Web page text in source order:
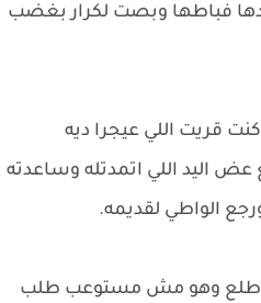
فباطها وبصت لكرار بغضب
قريت اللي عيجرا ديه
اليد اللي اتمدتله وساعدته
الواطي لقديمه.
وطلع وهو مش مستوعب طلب